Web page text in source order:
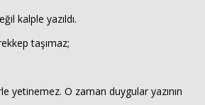
kalple yazıldı.
taşımaz;
yetinemez. O zaman duygular yazının